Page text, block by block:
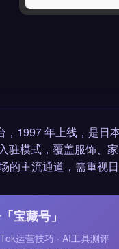
1997 年上线，是日
模式，覆盖服饰、
主流通道，需重视
宝藏号」
运营技巧 · AI工具测评